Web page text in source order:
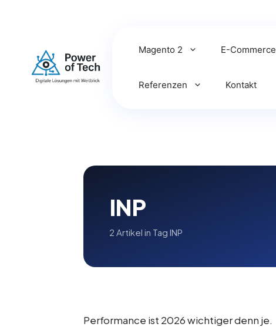
Magento 2 E-Commerce
Referenzen Kontakt
INP
2 Artikel in Tag INP
Performance ist 2026 wichtiger denn je.